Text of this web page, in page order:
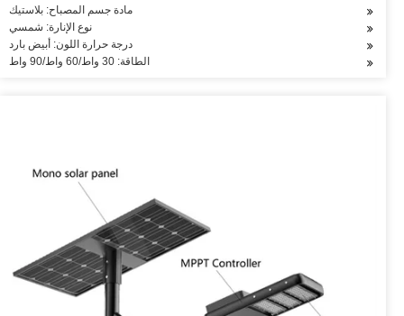
مادة جسم المصباح: بلاستيك
نوع الإنارة: شمسي
درجة حرارة اللون: أبيض بارد
الطاقة: 30 واط/60 واط/90 واط